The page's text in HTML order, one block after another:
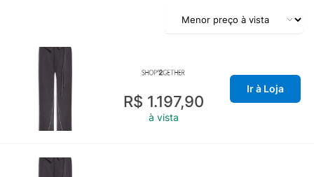
R$ 1.197,90
à vista
Ir à Loja